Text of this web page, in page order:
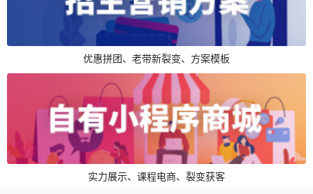
优惠拼团、老带新裂变、方案模板
实力展示、课程电商、裂变获客